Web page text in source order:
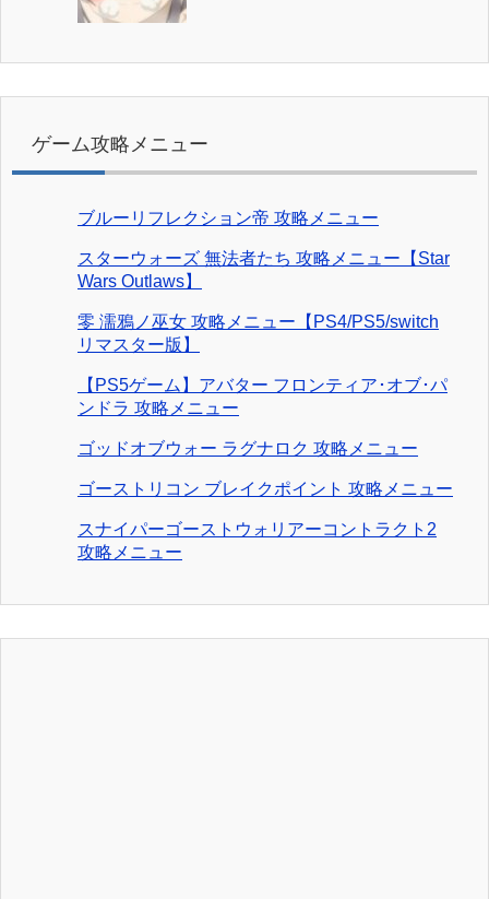
ゲーム攻略メニュー
ブルーリフレクション帝 攻略メニュー
スターウォーズ 無法者たち 攻略メニュー【Star
Wars Outlaws】
零 濡鴉ノ巫女 攻略メニュー【PS4/PS5/switch
リマスター版】
【PS5ゲーム】アバター フロンティア･オブ･パ
ンドラ 攻略メニュー
ゴッドオブウォー ラグナロク 攻略メニュー
ゴーストリコン ブレイクポイント 攻略メニュー
スナイパーゴーストウォリアーコントラクト2
攻略メニュー